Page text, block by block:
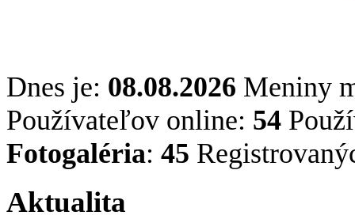
Dnes je: 08.08.2026 Meniny
Používateľov online: 54
Fotogaléria: 45
Aktualita